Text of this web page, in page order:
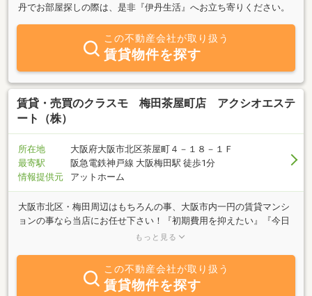
丹でお部屋探しの際は、是非『伊丹生活』へお立ち寄りください。
この不動産会社が取り扱う
賃貸物件を探す
賃貸・売買のクラスモ 梅田茶屋町店 アクシオエステ
ート（株）
所在地
大阪府大阪市北区茶屋町４－１８－１Ｆ
最寄駅
阪急電鉄神戸線 大阪梅田駅 徒歩1分
情報提供元
アットホーム
大阪市北区・梅田周辺はもちろんの事、大阪市内一円の賃貸マンシ
ョンの事なら当店にお任せ下さい！『初期費用を抑えたい』『今日
から住みたい』『新築に住みたい』『会社やお店の寮として借りた
もお申し付け下さい。弊社スタッフがお客様お一人お一人ににとこ
とんお付き合いいたします！女性アドバイザーも在籍しておりま
す！当店ならではの４つのメリット！！・近隣の主要駅まで『お迎
もっと見る
この不動産会社が取り扱う
賃貸物件を探す